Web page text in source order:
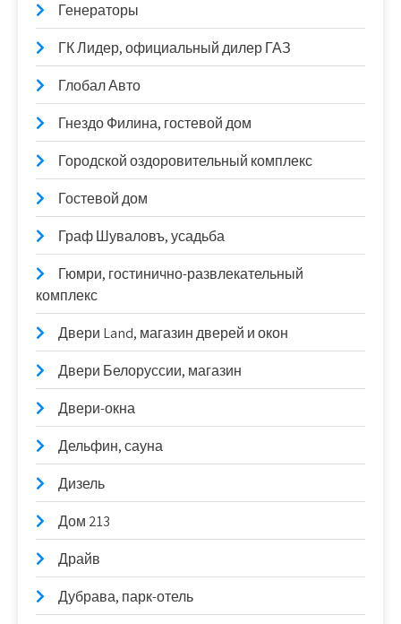
Генераторы
ГК Лидер, официальный дилер ГАЗ
Глобал Авто
Гнездо Филина, гостевой дом
Городской оздоровительный комплекс
Гостевой дом
Граф Шуваловъ, усадьба
Гюмри, гостинично-развлекательный
комплекс
Двери Land, магазин дверей и окон
Двери Белоруссии, магазин
Двери-окна
Дельфин, сауна
Дизель
Дом 213
Драйв
Дубрава, парк-отель